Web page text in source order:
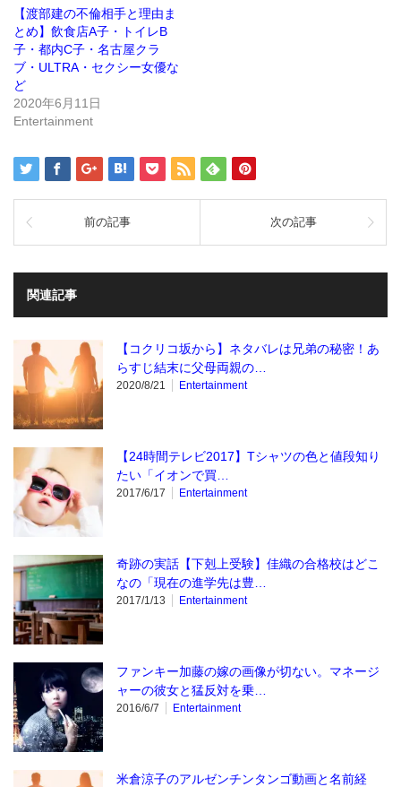
ン
ド
ウ
で
開
き
ま
【渡部建の不倫相手と理由ま
とめ】飲食店A子・トイレB
子・都内C子・名古屋クラ
ブ・ULTRA・セクシー女優な
ど
2020年6月11日
Entertainment
前の記事 次の記事
関連記事
【コクリコ坂から】ネタバレは兄弟の秘密！あ
らすじ結末に父母両親の…
2020/8/21 Entertainment
【24時間テレビ2017】Tシャツの色と値段知り
たい「イオンで買…
2017/6/17 Entertainment
奇跡の実話【下剋上受験】佳織の合格校はどこ
なの「現在の進学先は豊…
2017/1/13 Entertainment
ファンキー加藤の嫁の画像が切ない。マネージ
ャーの彼女と猛反対を乗…
2016/6/7 Entertainment
米倉涼子のアルゼンチンタンゴ動画と名前経